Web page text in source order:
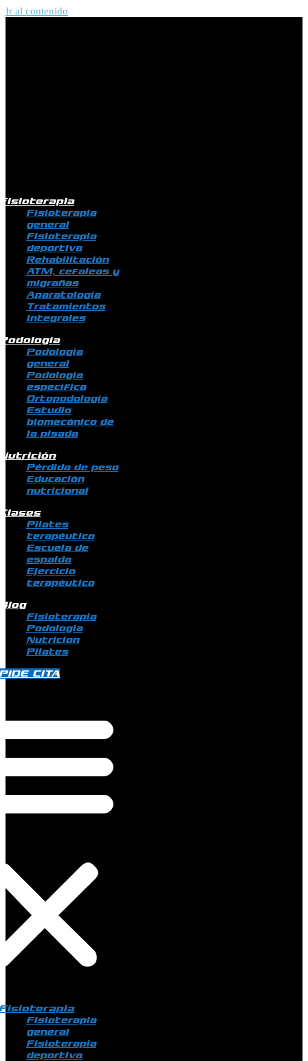
Ir al contenido
Fisioterapia
general
Fisioterapia
deportiva
Rehabilitación
ATM, cefaleas y
migrañas
Aparatología
Tratamientos
integrales
Podología
general
Podología
específica
Ortopodología
Estudio
biomecánico de
la pisada
Pérdida de peso
Educación
nutricional
Pilates
terapéutico
Escuela de
espalda
Ejercicio
terapéutico
Fisioterapia
Podologia
Nutricion
Pilates
CITA
Fisioterapia
general
Fisioterapia
deportiva